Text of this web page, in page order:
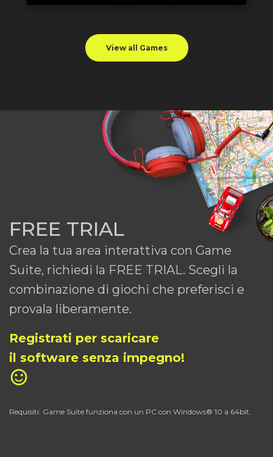
View all Games
FREE TRIAL
Crea la tua area interattiva con Game
Suite, richiedi la FREE TRIAL. Scegli la
combinazione di giochi che preferisci e
provala liberamente.
Registrati per scaricare
il software senza impegno!
sentiment_satisfied_alt
Requisiti: Game Suite funziona con un PC con Windows® 10 a 64bit.